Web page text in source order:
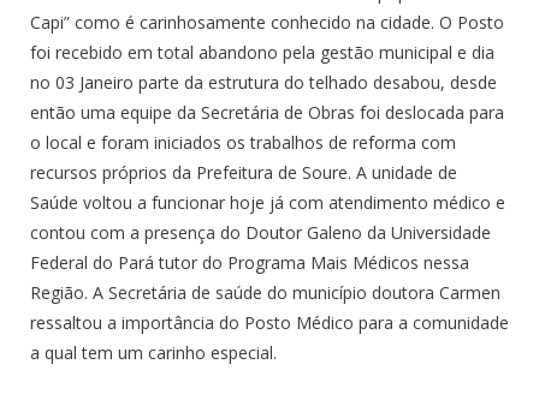
Capi” como é carinhosamente conhecido na cidade. O Posto
foi recebido em total abandono pela gestão municipal e dia
no 03 Janeiro parte da estrutura do telhado desabou, desde
então uma equipe da Secretária de Obras foi deslocada para
o local e foram iniciados os trabalhos de reforma com
recursos próprios da Prefeitura de Soure. A unidade de
Saúde voltou a funcionar hoje já com atendimento médico e
contou com a presença do Doutor Galeno da Universidade
Federal do Pará tutor do Programa Mais Médicos nessa
Região. A Secretária de saúde do município doutora Carmen
ressaltou a importância do Posto Médico para a comunidade
a qual tem um carinho especial.